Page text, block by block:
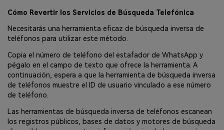
Cómo Revertir los Servicios de Búsqueda Telefónica
Necesitarás una herramienta eficaz de búsqueda inversa de
teléfonos para utilizar este método.
Copia el número de teléfono del estafador de WhatsApp y
pégalo en el campo de texto que ofrece la herramienta. A
continuación, espera a que la herramienta de búsqueda inversa
de teléfonos muestre el ID de usuario vinculado a ese número
de teléfono.
Las herramientas de búsqueda inversa de teléfonos escanean
los registros públicos, bases de datos y motores de búsqueda